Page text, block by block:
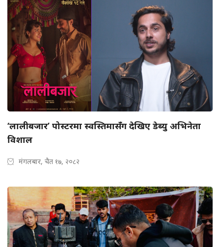
‘लालीबजार’ पोस्टरमा स्वस्तिमासँग देखिए डेब्यु अभिनेता
विशाल
मंगलबार, चैत १७, २०८२